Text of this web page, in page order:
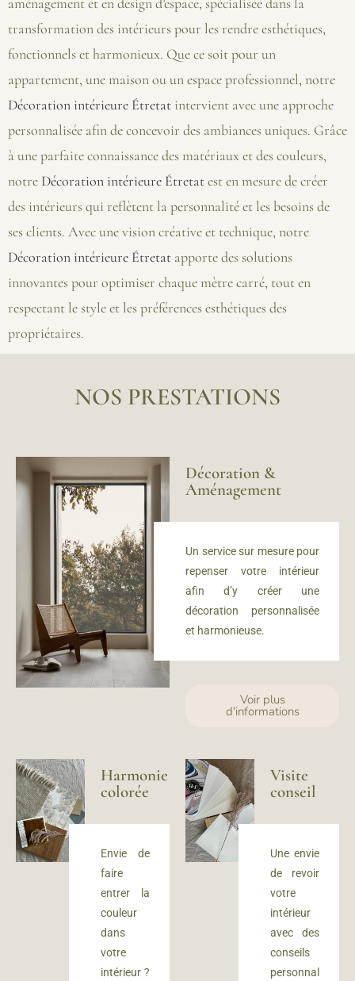
transformation des intérieurs pour les rendre esthétiques,
fonctionnels et harmonieux. Que ce soit pour un
appartement, une maison ou un espace professionnel, notre
Décoration intérieure Étretat intervient avec une approche
personnalisée afin de concevoir des ambiances uniques. Grâce
à une parfaite connaissance des matériaux et des couleurs,
notre Décoration intérieure Étretatest en mesure de créer
des intérieurs qui reflètent la personnalité et les besoins de
ses clients. Avec une vision créative et technique, notre
Décoration intérieure Étretat apporte des solutions
innovantes pour optimiser chaque mètre carré, tout en
respectant le style et les préférences esthétiques des
propriétaires.
NOS PRESTATIONS
Décoration &
Aménagement
Un service sur mesure pour
repenser votre intérieur
afin d’y créer une
décoration personnalisée
et harmonieuse.
Voir plus
d'informations
Harmonie
colorée
Envie de
faire
entrer la
couleur
dans
votre
intérieur ?
Visite
conseil
Une envie
de revoir
votre
intérieur
avec des
conseils
personnal